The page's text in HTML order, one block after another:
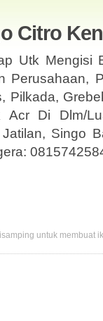
Citro
Utk Mengisi
Perusahaan,
Pilkada,
Di Dlm/
Singo
untuk membuat